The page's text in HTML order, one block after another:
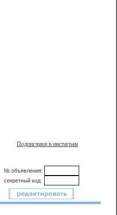
Подписчики в инстаграм
№ объявления:
секретный код: